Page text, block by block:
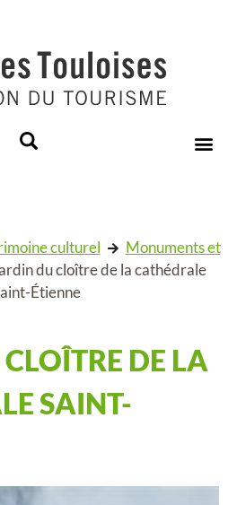
culturel
Monuments et
du cloître de la cathédrale
Étienne
DE LA
SAINT-